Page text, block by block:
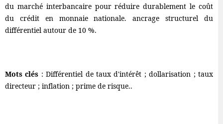
du marché interbancaire pour réduire durablement le coût
du crédit en monnaie nationale. ancrage structurel du
différentiel autour de 10 %.
Mots clés : Différentiel de taux d'intérêt ; dollarisation ; taux
directeur ; inflation ; prime de risque..